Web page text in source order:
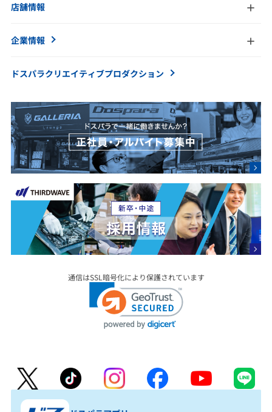
店舗情報
企業情報
ドスパラクリエイティブプロダクション
通信はSSL暗号化により保護されています